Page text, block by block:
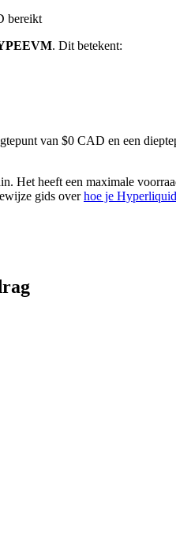
bereikt
. Dit betekent:
van $0 CAD en een
heeft een maximale
gids overhoe je